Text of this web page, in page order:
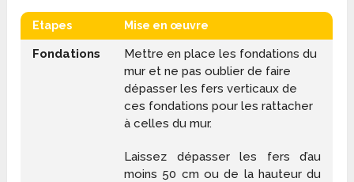
Etapes Mise en œuvre
Fondations
Mettre en place les fondations du
mur et ne pas oublier de faire
dépasser les fers verticaux de
ces fondations pour les rattacher
à celles du mur.
Laissez dépasser les fers d’au
moins 50 cm ou de la hauteur du